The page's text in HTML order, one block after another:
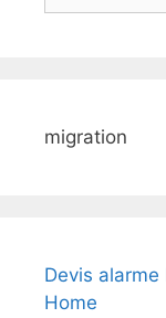
migration
Devis
Home